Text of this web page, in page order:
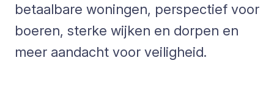
betaalbare woningen, perspectief voor
boeren, sterke wijken en dorpen en
meer aandacht voor veiligheid.